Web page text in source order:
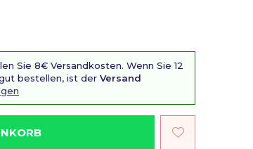
Sie 8€ Versandkosten. Wenn Sie 12
bestellen, ist der Versand